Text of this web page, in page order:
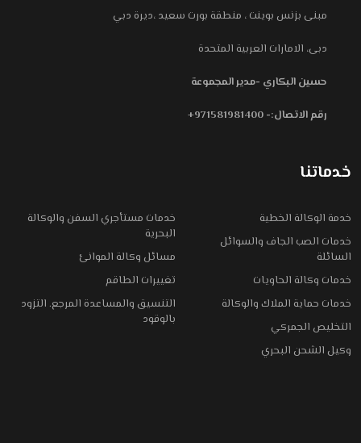
مبنى بزنس بوينت ، منطقة بورت سعيد ،ديرة دبي
دبى، الامارات العربية المتحدة
حسين البكاري -مدير المجموعة
رقم الاتصال:- 971581981400+
خدماتنا
خدمة الوكالة الخطية
خدمات الصب الجاف والسوائل
السائلة
خدمات وكالة الحاويات
خدمات حماية الملاك والوكالة
التخليص الجمركي
وكيل الشحن البحري
خدمات مستأجري السفن والوكالة
البحرية
مسائل وكالة الموانئ
تغييرات الطاقم
التنسيق والمساعدة المرجع. التزود
بالوقود